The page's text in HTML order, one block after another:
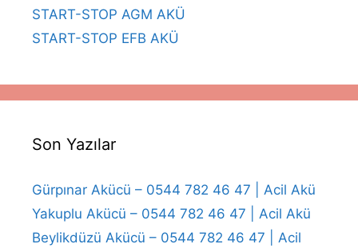
START-STOP AGM AKÜ
START-STOP EFB AKÜ
Son Yazılar
Gürpınar Akücü – 0544 782 46 47 | Acil Akü
Yakuplu Akücü – 0544 782 46 47 | Acil Akü
Beylikdüzü Akücü – 0544 782 46 47 | Acil